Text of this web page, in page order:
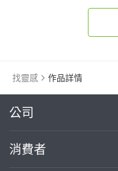
找靈感 作品詳情
公司
關於我們
消費者
繼續完成